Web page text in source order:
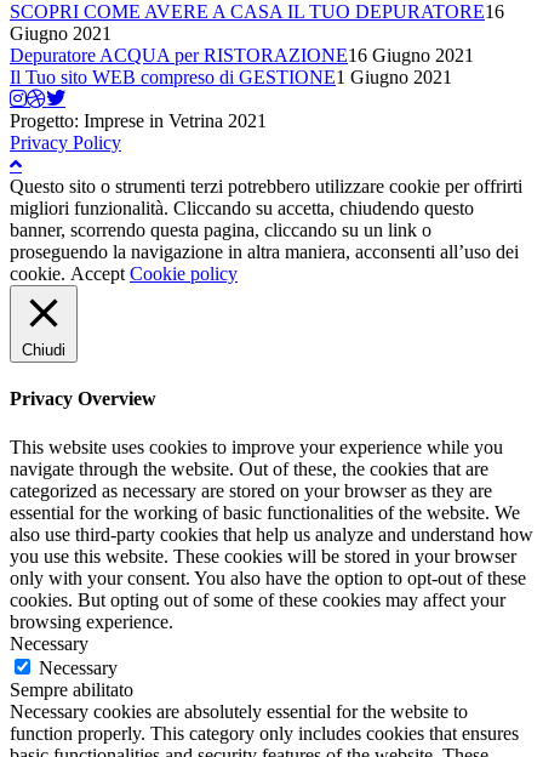
SCOPRI COME AVERE A CASA IL TUO DEPURATORE16
Giugno 2021
Depuratore ACQUA per RISTORAZIONE16 Giugno 2021
Il Tuo sito WEB compreso di GESTIONE1 Giugno 2021
Progetto: Imprese in Vetrina 2021
Privacy Policy
Questo sito o strumenti terzi potrebbero utilizzare cookie per offrirti
migliori funzionalità. Cliccando su accetta, chiudendo questo
banner, scorrendo questa pagina, cliccando su un link o
proseguendo la navigazione in altra maniera, acconsenti all’uso dei
cookie. Accept Cookie policy
Chiudi
Privacy Overview
This website uses cookies to improve your experience while you
navigate through the website. Out of these, the cookies that are
categorized as necessary are stored on your browser as they are
essential for the working of basic functionalities of the website. We
also use third-party cookies that help us analyze and understand how
you use this website. These cookies will be stored in your browser
only with your consent. You also have the option to opt-out of these
cookies. But opting out of some of these cookies may affect your
browsing experience.
Necessary
Necessary
Sempre abilitato
Necessary cookies are absolutely essential for the website to
function properly. This category only includes cookies that ensures